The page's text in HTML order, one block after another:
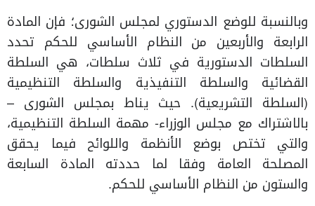
وبالنسبة للوضع الدستوري لمجلس الشورى؛ فإن المادة
الرابعة والأربعين من النظام الأساسي للحكم تحدد
السلطات الدستورية في ثلاث سلطات، هي السلطة
القضائية والسلطة التنفيذية والسلطة التنظيمية
(السلطة التشريعية). حيث يناط بمجلس الشورى –
بالاشتراك مع مجلس الوزراء- مهمة السلطة التنظيمية،
والتي تختص بوضع الأنظمة واللوائح فيما يحقق
المصلحة العامة وفقا لما حددته المادة السابعة
والستون من النظام الأساسي للحكم.